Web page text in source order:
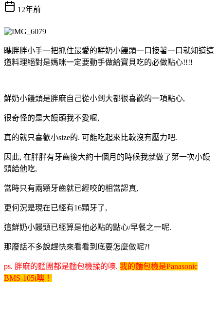
12年前
瞧胖胖小手一把抓住最愛的鮮奶小饅頭一口接著一口就知道這
道料理絕對是媽咪一定要動手做給寶貝吃的必做點心!!!!
鮮奶小饅頭是胖麻自己從小到大都很喜歡的一項點心,
很奇怪的是大饅頭我不愛喔,
真的就只喜歡小size的. 可能吃起來比較沒有壓力吧.
因此, 在胖胖有牙齒後大約十個月的時候我就做了第一次小饅
頭給他吃,
當時只有兩顆牙齒就已經咬的相當認真,
更何況是現在已經有16顆牙了,
這鮮奶小饅頭已經算是他必點的點心/早餐之一呢.
那廢話不多說趕快來看看到底要怎麼做呢?!
ps. 胖麻的麵團都是麵包機揉的噢. 我的麵包機是Panasonic
BMS-105t噢！